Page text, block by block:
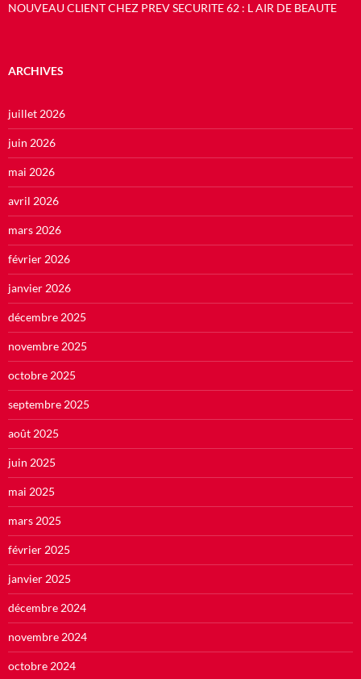
NOUVEAU CLIENT CHEZ PREV SECURITE 62 : L AIR DE BEAUTE
ARCHIVES
juillet 2026
juin 2026
mai 2026
avril 2026
mars 2026
février 2026
janvier 2026
décembre 2025
novembre 2025
octobre 2025
septembre 2025
août 2025
juin 2025
mai 2025
mars 2025
février 2025
janvier 2025
décembre 2024
novembre 2024
octobre 2024